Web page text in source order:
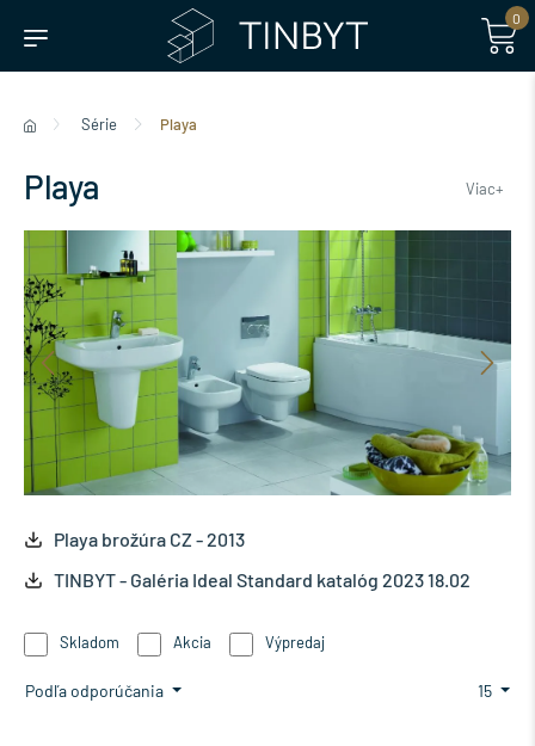
0
Série Playa
Playa Viac+
Playa brožúra CZ - 2013
TINBYT - Galéria Ideal Standard katalóg 2023 18.02
Skladom Akcia Výpredaj
Podľa odporúčania 15